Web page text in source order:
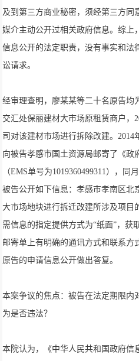
及到第三方商业秘密，须经第三方同
媒介主动公开过相关政府信息。综上
信息公开的法定职责，没有事实和法
讼请求。
经审理查明，廖某某等二十名原告均
交汇处保丽建材大市场原租赁商户，
司对该建材市场进行拆除改建。2014
向被告孝感市国土资源局邮寄了《政
（EMS单号为1019360499311），
被告公开如下信息：孝感市孝南区北
大市场地块进行拆迁改建所涉及项目
需信息的指定提供方式为“纸面”，获
邮寄单上有明确的通讯方式和联系
原告的申请信息公开做出答复。
本案争议的焦点：被告在法定期限内
为是否违法？
本院认为，《中华人民共和国政府信